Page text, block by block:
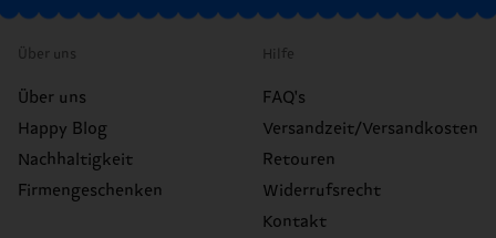
Über uns
Über uns
Happy Blog
Nachhaltigkeit
Firmengeschenken
Hilfe
FAQ's
Versandzeit/Versandkosten
Retouren
Widerrufsrecht
Kontakt